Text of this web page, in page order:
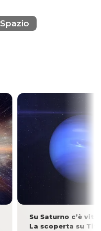
Spazio
Su Saturno c’è vita
La scoperta su